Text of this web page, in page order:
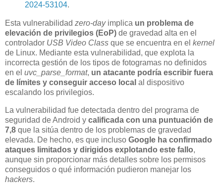
2024-53104.
Esta vulnerabilidad zero-dayimplica un problema de
elevación de privilegios (EoP) de gravedad alta en el
controlador USB Video Class que se encuentra en el kernel
de Linux. Mediante esta vulnerabilidad, que explota la
incorrecta gestión de los tipos de fotogramas no definidos
en el uvc_parse_format, un atacante podría escribir fuera
de límites y conseguir acceso local al dispositivo
escalando los privilegios.
La vulnerabilidad fue detectada dentro del programa de
seguridad de Android y calificada con una puntuación de
7,8 que la sitúa dentro de los problemas de gravedad
elevada. De hecho, es que incluso Google ha confirmado
ataques limitados y dirigidos explotando este fallo,
aunque sin proporcionar más detalles sobre los permisos
conseguidos o qué información pudieron manejar los
hackers.